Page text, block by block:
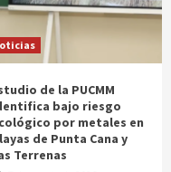
de la PUCMM
bajo riesgo
por metales en
de Punta Cana y
Terrenas